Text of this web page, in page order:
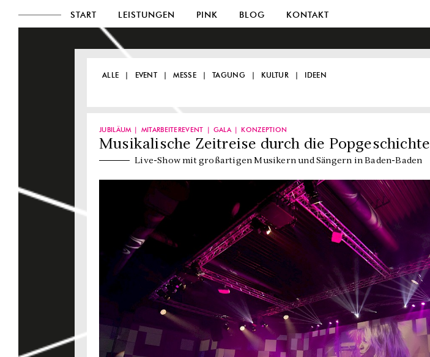
ALLE EVENT MESSE TAGUNG KULTUR IDEEN
JUBILÄUM MITARBEITEREVENT GALA KONZEPTION
Musikalische Zeitreise durch die Popgeschichte
Live-Show mit großartigen Musikern und Sängern in Baden-Baden
START LEISTUNGEN PINK BLOG KONTAKT